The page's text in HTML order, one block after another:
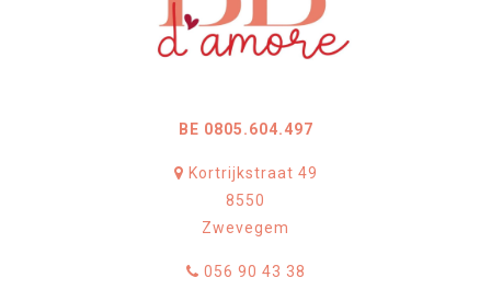
BE 0805.604.497
Kortrijkstraat 49
8550
Zwevegem
056 90 43 38